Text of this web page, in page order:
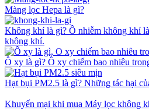
Màng lọc Hepa là gì?
Không khí là gì? Ô nhiễm không khí
không khí.
Ô xy là gì? Ô xy chiếm bao nhiêu
Hạt bụi PM2.5 là gì? Những tác hại
Khuyến mại khi mua Máy lọc không